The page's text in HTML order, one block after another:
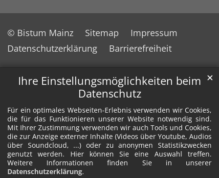
Ihre Einstellungsmöglichkeiten beim
Datenschutz
Für ein optimales Webseiten-Erlebnis verwenden wir Cookies,
die für das Funktionieren unserer Website notwendig sind.
Mit Ihrer Zustimmung verwenden wir auch Tools und Cookies,
die zur Anzeige externer Inhalte (Videos über Youtube, Audios
über Soundcloud, ...) oder zu anonymen Statistikzwecken
genutzt werden. Hier können Sie eine Auswahl treffen.
Weitere Informationen finden Sie in unserer
Datenschutzerklärung.
✕
© Bistum Mainz Sitemap
Impressum
Datenschutzerklärung
Barrierefreiheit